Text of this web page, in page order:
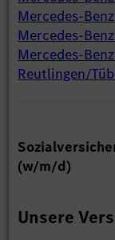
Mercedes-
Mercedes-
Mercedes-
Reutlingen/
(w/m/d)
Unsere